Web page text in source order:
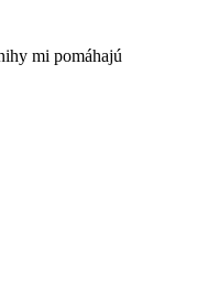
mi pomáhajú